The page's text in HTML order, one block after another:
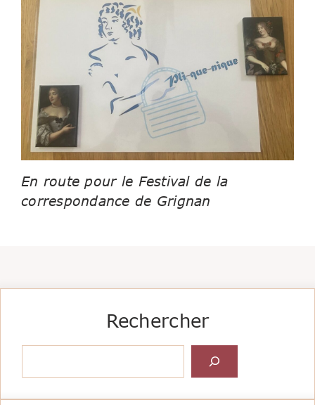
En route pour le Festival de la
correspondance de Grignan
Rechercher